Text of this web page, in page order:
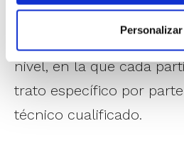
Personalizar
nivel, en la que cada
trato específico por
técnico cualificado.